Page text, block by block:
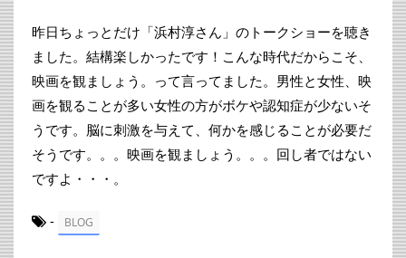
昨日ちょっとだけ「浜村淳さん」のトークショーを聴き
ました。結構楽しかったです！こんな時代だからこそ、
映画を観ましょう。って言ってました。男性と女性、映
画を観ることが多い女性の方がボケや認知症が少ないそ
うです。脳に刺激を与えて、何かを感じることが必要だ
そうです。。。映画を観ましょう。。。回し者ではない
ですよ・・・。
- BLOG